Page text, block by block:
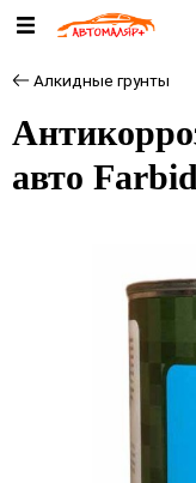
Алкидные грунты
авто